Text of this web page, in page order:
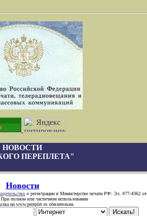
НОВОСТИ
ПЕРЕПЛЕТА"
Новости
о регистрации в Министерстве печати РФ: Эл. #77-4362 от
полном или частичном использовании
на www.pereplet.ru обязательна.